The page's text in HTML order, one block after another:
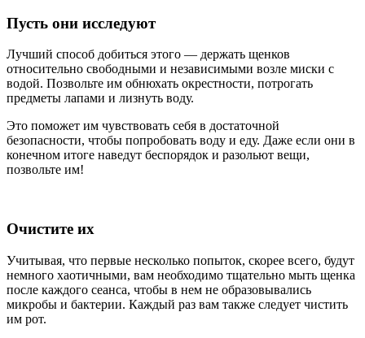
Пусть они исследуют
Лучший способ добиться этого — держать щенков
относительно свободными и независимыми возле миски с
водой. Позвольте им обнюхать окрестности, потрогать
предметы лапами и лизнуть воду.
Это поможет им чувствовать себя в достаточной
безопасности, чтобы попробовать воду и еду. Даже если они в
конечном итоге наведут беспорядок и разольют вещи,
позвольте им!
Очистите их
Учитывая, что первые несколько попыток, скорее всего, будут
немного хаотичными, вам необходимо тщательно мыть щенка
после каждого сеанса, чтобы в нем не образовывались
микробы и бактерии. Каждый раз вам также следует чистить
им рот.